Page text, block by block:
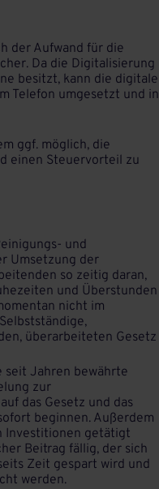
der Aufwand für die
Da die Digitalisierung
besitzt, kann die digitale
Telefon umgesetzt und in
ggf. möglich, die
einen Steuervorteil zu
und
Umsetzung der
so zeitig daran,
und Überstunden
nicht im
überarbeiteten Gesetz
seit Jahren bewährte
zur
das Gesetz und das
beginnen. Außerdem
Investitionen getätigt
Beitrag fällig, der sich
Zeit gespart wird und
werden.